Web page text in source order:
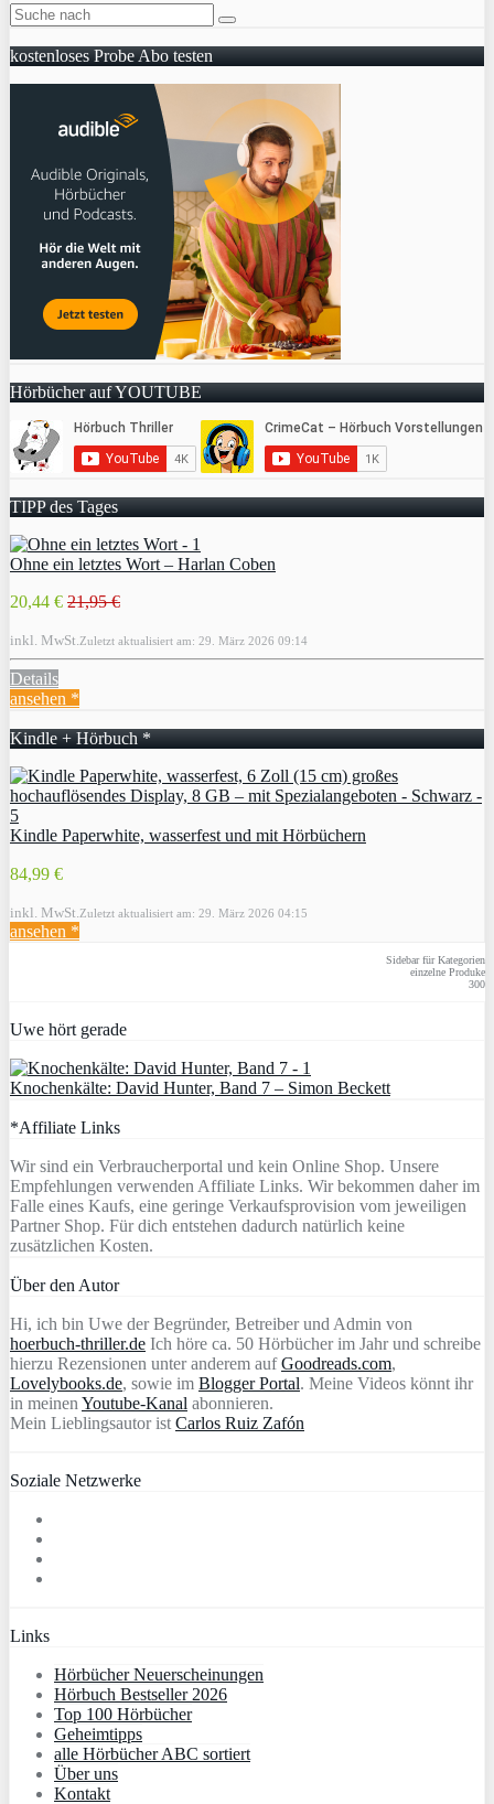
kostenloses Probe Abo testen
Hörbücher auf YOUTUBE
TIPP des Tages
Ohne ein letztes Wort – Harlan Coben
20,44 € 21,95 €
inkl. MwSt. Zuletzt aktualisiert am: 29. März 2026 09:14
Details
ansehen *
Kindle + Hörbuch *
Kindle Paperwhite, wasserfest und mit Hörbüchern
84,99 €
inkl. MwSt. Zuletzt aktualisiert am: 29. März 2026 04:15
ansehen *
Sidebar für Kategorien
einzelne Produke
300
Uwe hört gerade
Knochenkälte: David Hunter, Band 7 – Simon Beckett
*Affiliate Links
Wir sind ein Verbraucherportal und kein Online Shop. Unsere
Empfehlungen verwenden Affiliate Links. Wir bekommen daher im
Falle eines Kaufs, eine geringe Verkaufsprovision vom jeweiligen
Partner Shop. Für dich entstehen dadurch natürlich keine
zusätzlichen Kosten.
Über den Autor
Hi, ich bin Uwe der Begründer, Betreiber und Admin von
hoerbuch-thriller.de Ich höre ca. 50 Hörbücher im Jahr und schreibe
hierzu Rezensionen unter anderem aufGoodreads.com,
Lovelybooks.de, sowie im Blogger Portal. Meine Videos könnt ihr
in meinen Youtube-Kanal abonnieren.
Mein Lieblingsautor ist Carlos Ruiz Zafón
Soziale Netzwerke
Links
Hörbücher Neuerscheinungen
Hörbuch Bestseller 2026
Top 100 Hörbücher
Geheimtipps
alle Hörbücher ABC sortiert
Über uns
Kontakt